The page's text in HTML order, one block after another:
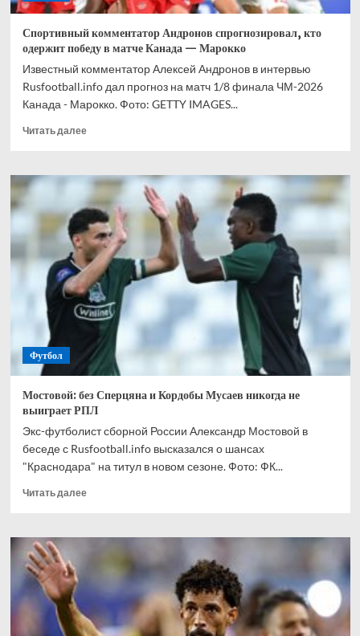
Спортивный комментатор Андронов спрогнозировал, кто
одержит победу в матче Канада — Марокко
Известный комментатор Алексей Андронов в интервью
Rusfootball.info дал прогноз на матч 1/8 финала ЧМ-2026
Канада - Марокко. Фото: GETTY IMAGES...
Читать далееПрочитать
Спортивный
комментатор
Андронов
спрогнозировал,
кто
одержит
победу
в
матче
Канада
Марокко
Футбол
Мостовой: без Сперцяна и Кордобы Мусаев никогда не
выиграет РПЛ
Экс-футболист сборной России Александр Мостовой в
беседе с Rusfootball.info высказался о шансах
"Краснодара" на титул в новом сезоне. Фото: ФК...
Читать далееПрочитать
Мостовой:
Сперцяна
Кордобы
Мусаев
никогда